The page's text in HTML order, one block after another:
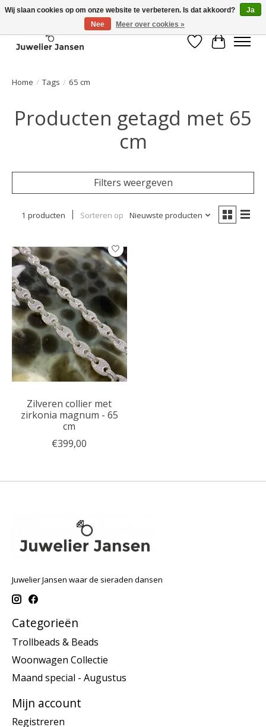
Verlanglijst
Home / Tags / 65 cm
Producten getagd met 65
cm
Filters weergeven
1 producten Sorteren op Nieuwste producten
Zilveren collier met
zirkonia magnum - 65
cm
€399,00
Juwelier Jansen waar de sieraden dansen
Categorieën
Trollbeads & Beads
Woonwagen Collectie
Maand special - Augustus
Mijn account
Registreren
Wij slaan cookies op om onze website te verbeteren. Is dat akkoord?
Ja
Nee
Meer over cookies »